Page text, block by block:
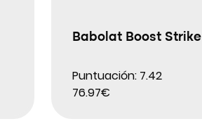
Babolat Boost Strike
Puntuación: 7.42
76.97€